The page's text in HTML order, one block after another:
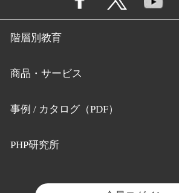
階層別教育
商品・サービス
事例 / カタログ（PDF）
PHP研究所